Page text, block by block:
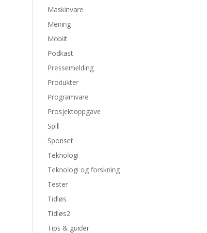
Maskinvare
Mening
Mobilt
Podkast
Pressemelding
Produkter
Programvare
Prosjektoppgave
Spill
Sponset
Teknologi
Teknologi og forskning
Tester
Tidløs
Tidløs2
Tips & guider